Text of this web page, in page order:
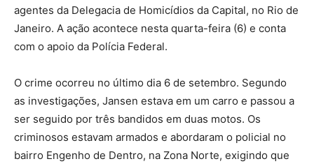
agentes da Delegacia de Homicídios da Capital, no Rio de
Janeiro. A ação acontece nesta quarta-feira (6) e conta
com o apoio da Polícia Federal.
O crime ocorreu no último dia 6 de setembro. Segundo
as investigações, Jansen estava em um carro e passou a
ser seguido por três bandidos em duas motos. Os
criminosos estavam armados e abordaram o policial no
bairro Engenho de Dentro, na Zona Norte, exigindo que